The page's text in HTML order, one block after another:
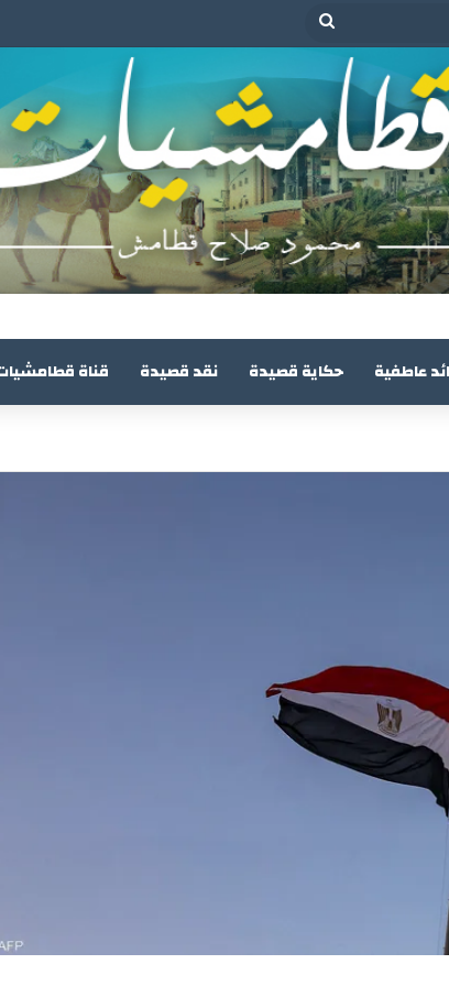
بحث
عاطفية حكاية قصيدة نقد قصيدة قناة